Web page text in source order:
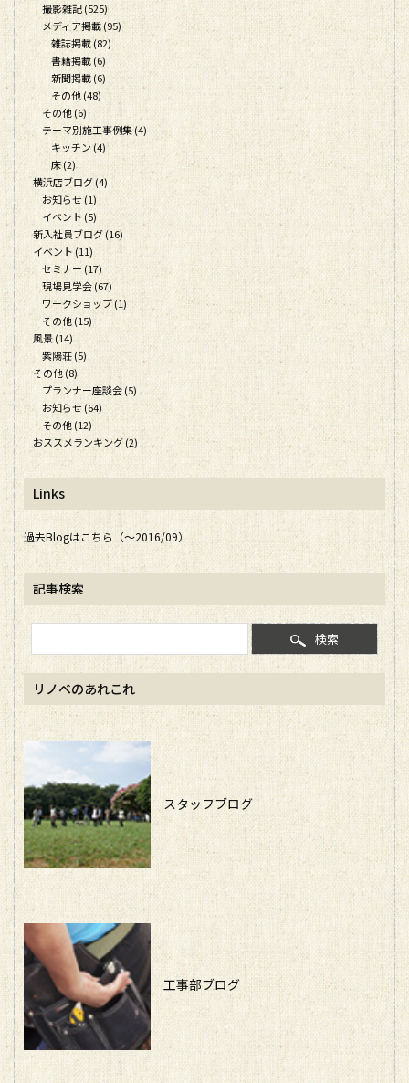
撮影雑記 (525)
メディア掲載 (95)
雑誌掲載 (82)
書籍掲載 (6)
新聞掲載 (6)
その他 (48)
その他 (6)
テーマ別施工事例集 (4)
キッチン (4)
床 (2)
横浜店ブログ (4)
お知らせ (1)
イベント (5)
新入社員ブログ (16)
イベント (11)
セミナー (17)
現場見学会 (67)
ワークショップ (1)
その他 (15)
風景 (14)
紫陽荘 (5)
その他 (8)
プランナー座談会 (5)
お知らせ (64)
その他 (12)
おススメランキング (2)
Links
過去Blogはこちら（～2016/09）
記事検索
検索
リノベのあれこれ
スタッフブログ
工事部ブログ